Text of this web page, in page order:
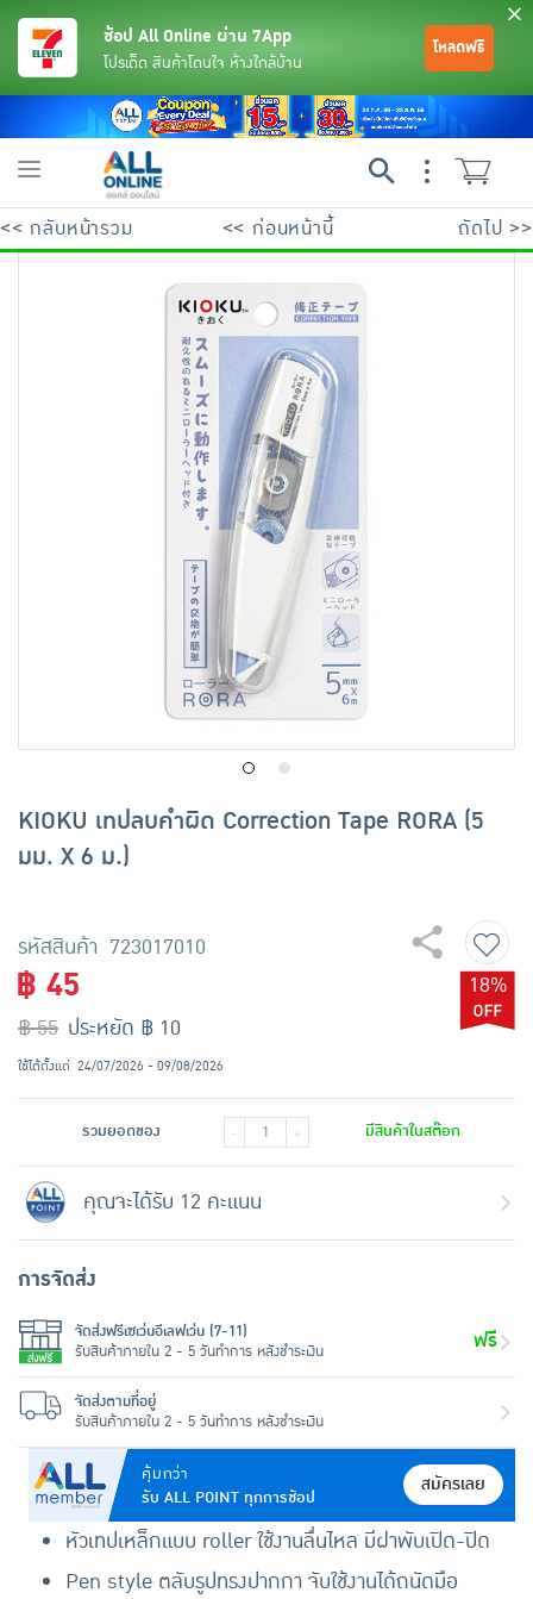
อาหารสด ผัก ผลไม้และเบเกอรี่
ช้อป All Online ผ่าน 7App
โปรเด็ด สินค้าโดนใจ ห้างใกล้บ้าน
โหลดฟรี
Toggle
<< กลับหน้ารวม << ก่อนหน้านี้ ถัดไป >>
KIOKU เทปลบคำผิด Correction Tape RORA (5
มม. X 6 ม.)
รหัสสินค้า 723017010
คุ้มกว่า
รับ ALL POINT ทุกการช้อป
สมัครเลย
หัวเทปเหล็กแบบ roller ใช้งานลื่นไหล มีฝาพับเปิด-ปิด
Pen style ตลับรูปทรงปากกา จับใช้งานได้ถนัดมือ
฿ 45
฿ 55
18%
ประหยัด ฿ 10
ใช้ได้ตั้งแต่ 24/07/2026 - 09/08/2026
รวมยอดของ - + มีสินค้าในสต๊อก
คุณจะได้รับ 12 คะแนน
การจัดส่ง
จัดส่งฟรีเซเว่นอีเลฟเว่น (7-11)
รับสินค้าภายใน 2 - 5 วันทำการ หลังชำระเงิน
ฟรี
จัดส่งตามที่อยู่
รับสินค้าภายใน 2 - 5 วันทำการ หลังชำระเงิน